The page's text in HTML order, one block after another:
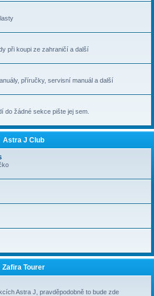
při koupi ze zahraničí a další
příručky, servisní manuál a další
do žádné sekce pište jej sem.
Astra J Club
Zafira Tourer
Astra J, pravděpodobně to bude zde